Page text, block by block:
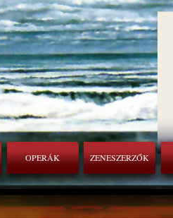
OPERÁK ZENESZERZŐK